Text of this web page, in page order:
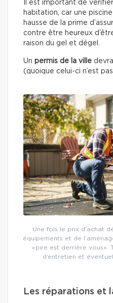
Il est important de
habitation, car une
hausse de la prime
contre être heureux
raison du gel et dégel.
Un permis de la ville
(quoique celui-ci n’est
Une fois le prix d’achat
équipements et de
«pire est derrière vous».
d’entretien et
Les réparations et